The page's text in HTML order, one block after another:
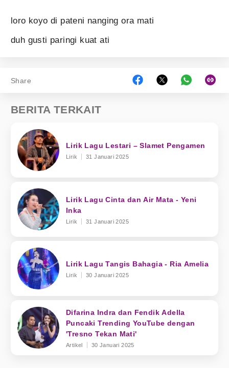
loro koyo di pateni nanging ora mati
duh gusti paringi kuat ati
Share
BERITA TERKAIT
Lirik Lagu Lestari – Slamet Pengamen
Lirik 31 Januari 2025
Lirik Lagu Cinta dan Air Mata - Yeni
Inka
Lirik 31 Januari 2025
Lirik Lagu Tangis Bahagia - Ria Amelia
Lirik 30 Januari 2025
Difarina Indra dan Fendik Adella
Puncaki Trending YouTube dengan
'Tresno Tekan Mati'
Artikel 30 Januari 2025